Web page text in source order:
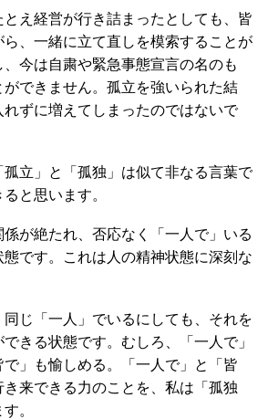
え経営が行き詰まったとしても、皆
、一緒に立て直しを模索することが
今は自粛や緊急事態宣言の名のも
ができません。孤立を強いられた結
ずに増えてしまったのではないで
孤立」と「孤独」は似て非なる言葉で
と思います。
係が絶たれ、否応なく「一人で」いる
です。これは人の精神状態に深刻な
じ「一人」でいるにしても、それを
きる状態です。むしろ、「一人で」
で」も愉しめる。「一人で」と「皆
来できる力のことを、私は「孤独
。